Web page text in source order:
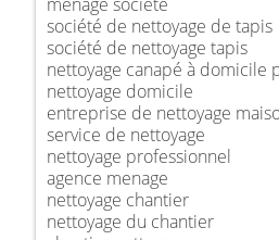
société de nettoyage de tapis
société de nettoyage tapis
nettoyage canapé à domicile
nettoyage domicile
entreprise de nettoyage
service de nettoyage
nettoyage professionnel
agence menage
nettoyage chantier
nettoyage du chantier